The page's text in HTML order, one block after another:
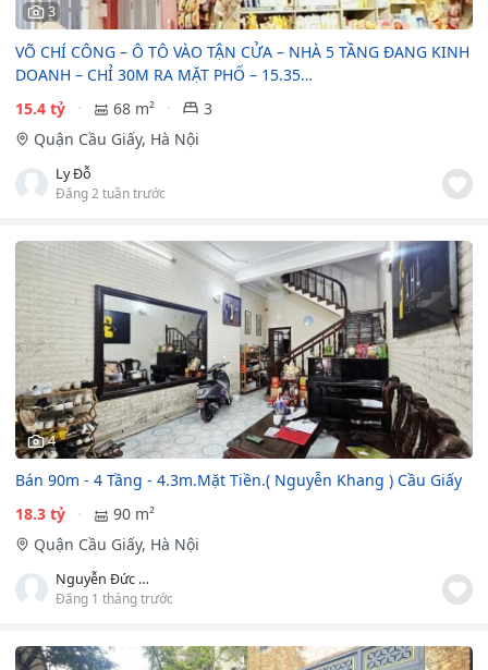
3
VÕ CHÍ CÔNG – Ô TÔ VÀO TẬN CỬA – NHÀ 5 TẦNG ĐANG KINH
DOANH – CHỈ 30M RA MẶT PHỐ – 15.35…
15.4 tỷ
68 m²
3
Quận Cầu Giấy, Hà Nội
Ly Đỗ
Đăng 2 tuần trước
4
Bán 90m - 4 Tầng - 4.3m.Mặt Tiền.( Nguyễn Khang ) Cầu Giấy
18.3 tỷ
90 m²
Quận Cầu Giấy, Hà Nội
Nguyễn Đức Hải
Đăng 1 tháng trước